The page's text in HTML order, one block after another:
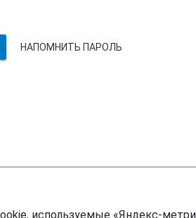
НАПОМНИТЬ ПАРОЛЬ
используемые «Яндекс-